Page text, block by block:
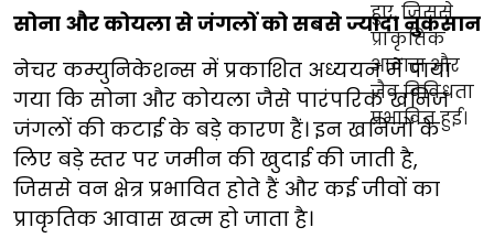
सोना और कोयला से जंगलों को सबसे ज्यादा नुकसान
नेचर कम्युनिकेशन्स में प्रकाशित अध्ययन में पाया
गया कि सोना और कोयला जैसे पारंपरिक खनिज
जंगलों की कटाई के बड़े कारण हैं। इन खनिजों के
लिए बड़े स्तर पर जमीन की खुदाई की जाती है,
जिससे वन क्षेत्र प्रभावित होते हैं और कई जीवों का
प्राकृतिक आवास खत्म हो जाता है।